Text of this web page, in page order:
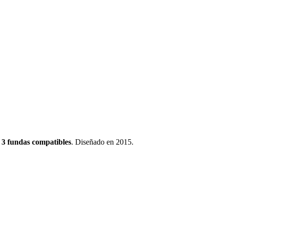
3 fundas compatibles. Diseñado en 2015.